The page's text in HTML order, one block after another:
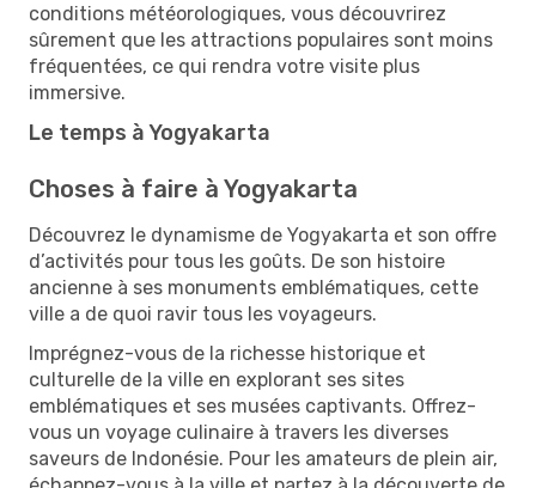
conditions météorologiques, vous découvrirez
sûrement que les attractions populaires sont moins
fréquentées, ce qui rendra votre visite plus
immersive.
Le temps à Yogyakarta
Choses à faire à Yogyakarta
Découvrez le dynamisme de Yogyakarta et son offre
d’activités pour tous les goûts. De son histoire
ancienne à ses monuments emblématiques, cette
ville a de quoi ravir tous les voyageurs.
Imprégnez-vous de la richesse historique et
culturelle de la ville en explorant ses sites
emblématiques et ses musées captivants. Offrez-
vous un voyage culinaire à travers les diverses
saveurs de Indonésie. Pour les amateurs de plein air,